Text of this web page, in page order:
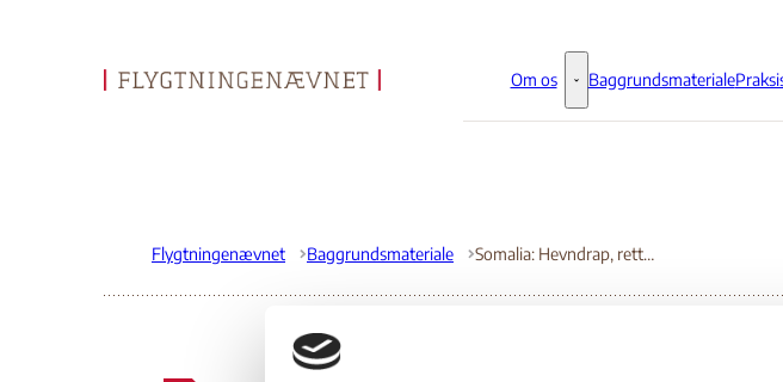
Gå til forsiden
Om os Om os - Flere links
Baggrundsmateriale
Flygtningenævnet Baggrundsmateriale Somalia: Hevndrap, rettssikkerhet og klanbeskyttelse i Somaliland